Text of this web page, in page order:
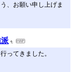
、お願い申し上げま
ってきました。